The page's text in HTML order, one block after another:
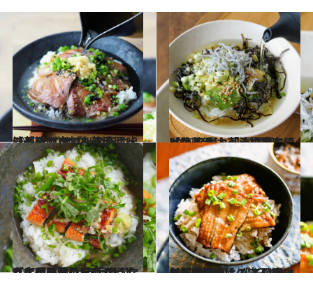
2022.12.19
【やみつき刺身茶漬けレシピ】 ごまブリのっけ出汁茶漬け サバ、アジ、イワシの刺身でも代用可
グルメ 2022.8.15
【絶品！ お茶漬けレシピ】 アボカド・塩昆布のっけ茶漬け 「一夏食べ続けた人がいるほど美味」
グルメ
2022.7.22
【土用の丑の日レシピ】うなぎ茶漬け 市販のうなぎに香味野菜を 手軽に作れてとびきりおいしい！
グルメ 2022.8.2
【即席のっけごはんレシピ】 料理がしんどい日は缶詰の出番！ 「三陸産あなご醤油煮」の穴子丼
グルメ